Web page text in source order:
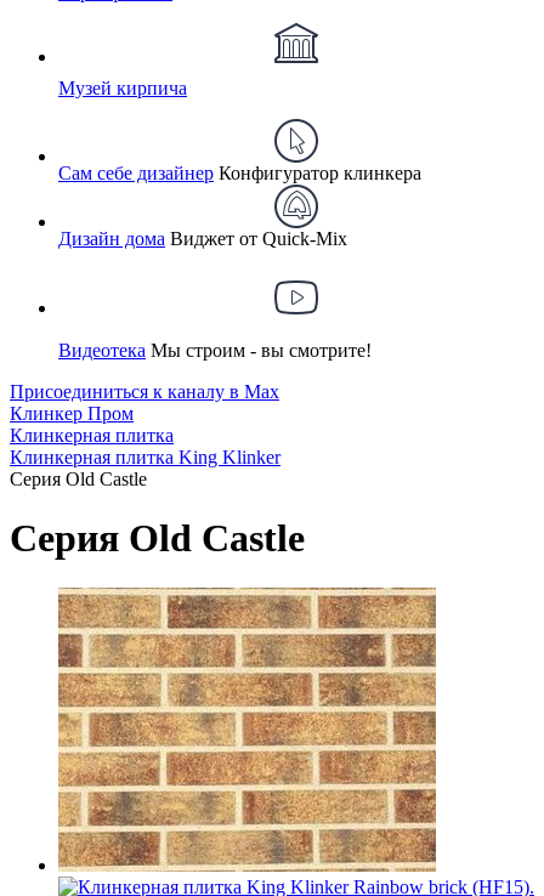
Музей кирпича
Сам себе дизайнер Конфигуратор клинкера
Дизайн дома Виджет от Quick-Mix
Видеотека Мы строим - вы смотрите!
Присоединиться к каналу в Max
Клинкер Пром
Клинкерная плитка
Клинкерная плитка King Klinker
Серия Old Castle
Серия Old Castle